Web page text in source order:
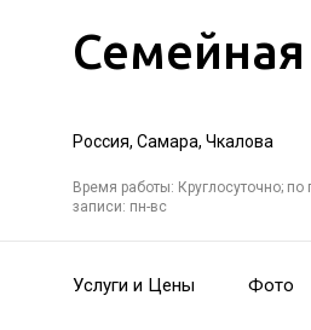
Семейная
Россия, Самара, Чкалова
Время работы: Круглосуточно; по
записи: пн-вс
Услуги и Цены Фото